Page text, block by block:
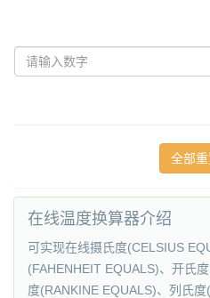
在线温度换算器介绍
可实现在线摄氏度(CELSIUS
(FAHENHEIT EQUALS)、开氏
度(RANKINE EQUALS)、列氏